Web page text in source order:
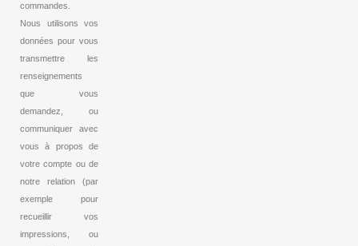
commandes.
Nous utilisons vos
données pour vous
transmettre les
renseignements
que vous
demandez, ou
communiquer avec
vous à propos de
votre compte ou de
notre relation (par
exemple pour
recueillir vos
impressions, ou